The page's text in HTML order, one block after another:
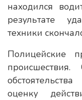
находился
результате
техники
Полицейские
происшествия.
оценку